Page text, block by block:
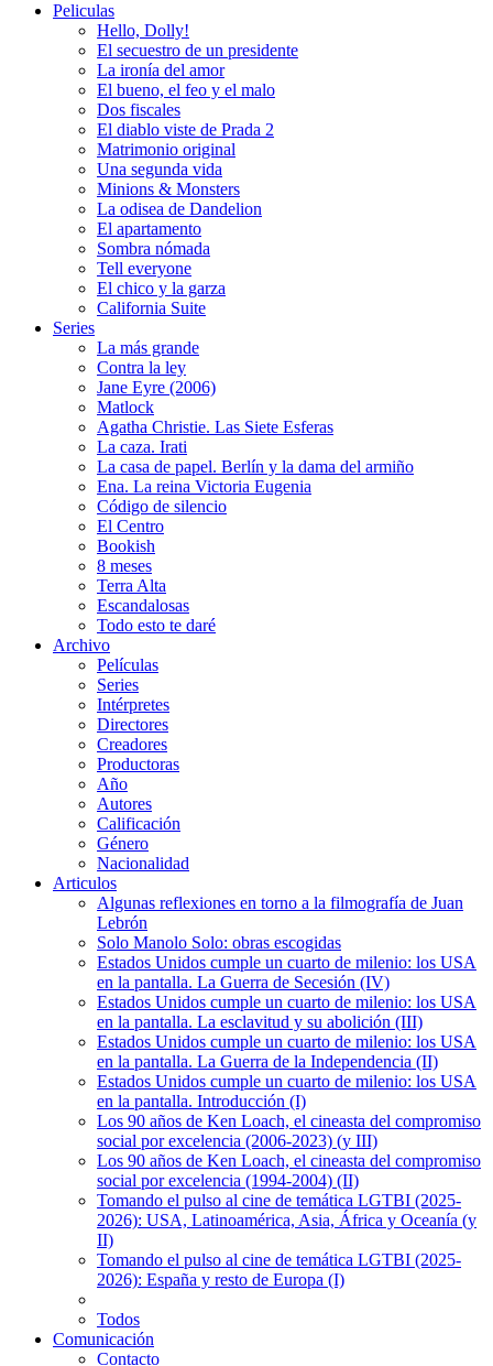
Peliculas
Hello, Dolly!
El secuestro de un presidente
La ironía del amor
El bueno, el feo y el malo
Dos fiscales
El diablo viste de Prada 2
Matrimonio original
Una segunda vida
Minions & Monsters
La odisea de Dandelion
El apartamento
Sombra nómada
Tell everyone
El chico y la garza
California Suite
Series
La más grande
Contra la ley
Jane Eyre (2006)
Matlock
Agatha Christie. Las Siete Esferas
La caza. Irati
La casa de papel. Berlín y la dama del armiño
Ena. La reina Victoria Eugenia
Código de silencio
El Centro
Bookish
8 meses
Terra Alta
Escandalosas
Todo esto te daré
Archivo
Películas
Series
Intérpretes
Directores
Creadores
Productoras
Año
Autores
Calificación
Género
Nacionalidad
Articulos
Algunas reflexiones en torno a la filmografía de Juan
Lebrón
Solo Manolo Solo: obras escogidas
Estados Unidos cumple un cuarto de milenio: los USA
en la pantalla. La Guerra de Secesión (IV)
Estados Unidos cumple un cuarto de milenio: los USA
en la pantalla. La esclavitud y su abolición (III)
Estados Unidos cumple un cuarto de milenio: los USA
en la pantalla. La Guerra de la Independencia (II)
Estados Unidos cumple un cuarto de milenio: los USA
en la pantalla. Introducción (I)
Los 90 años de Ken Loach, el cineasta del compromiso
social por excelencia (2006-2023) (y III)
Los 90 años de Ken Loach, el cineasta del compromiso
social por excelencia (1994-2004) (II)
Tomando el pulso al cine de temática LGTBI (2025-
2026): USA, Latinoamérica, Asia, África y Oceanía (y
II)
Tomando el pulso al cine de temática LGTBI (2025-
2026): España y resto de Europa (I)
Todos
Comunicación
Contacto